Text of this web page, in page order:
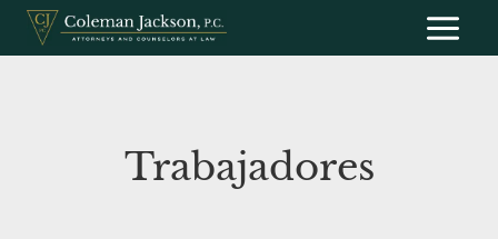
Saltar
contenido
Trabajadores